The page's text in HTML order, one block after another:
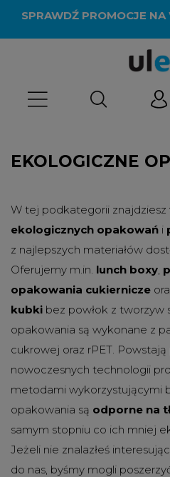
SPRAWDŹ PROMOCJE
EKOLOGICZNE
W tej podkategorii
ekologicznych opakowań i
z najlepszych materiałów
Oferujemy m.in. lunch boxy,
opakowania cukiernicze
kubki bez powłok z tworzyw
opakowania są wykonane z
cukrowej oraz rPET. Powstają
nowoczesnych technologii
metodami wykorzystującymi
opakowania są odporne na
samym stopniu co ich mniej
Jeżeli nie znalazłeś
do nas, byśmy mogli